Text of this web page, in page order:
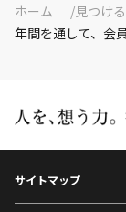
ホーム 見つける
年間を通して、会
サイトマップ